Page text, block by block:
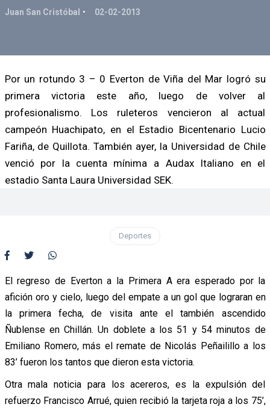
Juan San Cristóbal 02-02-2013
Por un rotundo 3 – 0 Everton de Viña del Mar logró su
primera victoria este año, luego de volver al
profesionalismo. Los ruleteros vencieron al actual
campeón Huachipato, en el Estadio Bicentenario Lucio
Fariña, de Quillota. También ayer, la Universidad de Chile
venció por la cuenta mínima a Audax Italiano en el
estadio Santa Laura Universidad SEK.
Deportes
El regreso de Everton a la Primera A era esperado por la
afición oro y cielo, luego del empate a un gol que lograran en
la primera fecha, de visita ante el también ascendido
Ñublense en Chillán. Un doblete a los 51 y 54 minutos de
Emiliano Romero, más el remate de Nicolás Peñailillo a los
83’ fueron los tantos que dieron esta victoria.
Otra mala noticia para los acereros, es la expulsión del
refuerzo Francisco Arrué, quien recibió la tarjeta roja a los 75’,